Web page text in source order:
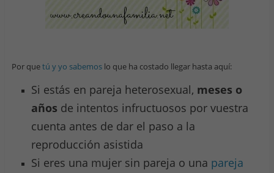
Por quetú y yo sabemoslo que ha costado llegar hasta aquí:
Si estás en pareja heterosexual, meses o
años de intentos infructuosos por vuestra
cuenta antes de dar el paso a la
reproducción asistida
Si eres una mujer sin pareja o una pareja